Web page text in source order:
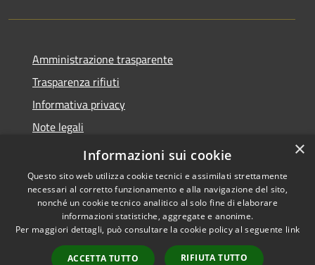
Amministrazione trasparente
Trasparenza rifiuti
Informativa privacy
Note legali
Dichiarazione di accessibilità
Accessibilità
Copyright © 2026 • Città di
Messina • Powered by
Municipium•
Accesso
×
Informazioni sui cookie
Questo sito web utilizza cookie tecnici e assimilati strettamente
necessari al corretto funzionamento e alla navigazione del sito,
nonché un cookie tecnico analitico al solo fine di elaborare
informazioni statistiche, aggregate e anonime.
Per maggiori dettagli, può consultare la cookie policy al seguente link
ACCETTA TUTTO RIFIUTA TUTTO